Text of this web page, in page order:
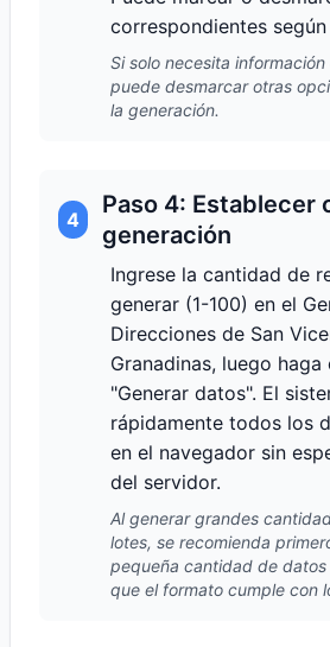
correspondientes
Si solo necesita
puede desmarcar otras
la generación.
4
Paso 4: Establecer
generación
Ingrese la cantidad de
generar (1-100) en el
Direcciones de San
Granadinas, luego
"Generar datos". El
rápidamente todos los
en el navegador sin
del servidor.
Al generar grandes
lotes, se recomienda
pequeña cantidad de
que el formato cumple con